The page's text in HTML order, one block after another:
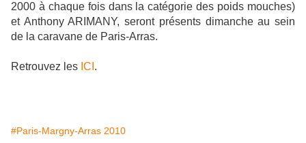
2000 à chaque fois dans la catégorie des poids mouches)
et Anthony ARIMANY, seront présents dimanche au sein
de la caravane de Paris-Arras.
Retrouvez les ICI .
#Paris-Margny-Arras 2010